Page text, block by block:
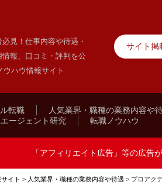
見！仕事内容や待遇・
報、口コミ・評判を公
ハウ情報サイト
サイト掲
転職 人気業界・職種の業務内容や
ージェント研究 転職ノウハウ
「アフィリエイト広告」等の広告
イト > 人気業界・職種の業務内容や待遇 > プロアク